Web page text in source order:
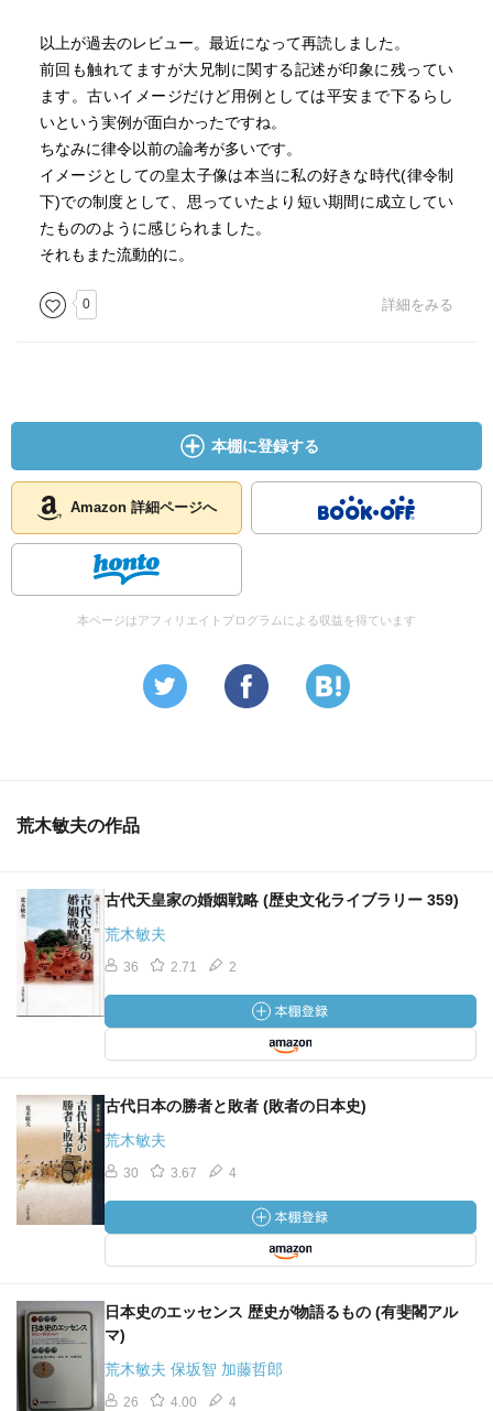
以上が過去のレビュー。最近になって再読しました。
前回も触れてますが大兄制に関する記述が印象に残ってい
ます。古いイメージだけど用例としては平安まで下るらし
いという実例が面白かったですね。
ちなみに律令以前の論考が多いです。
イメージとしての皇太子像は本当に私の好きな時代(律令制
下)での制度として、思っていたより短い期間に成立してい
たもののように感じられました。
それもまた流動的に。
0 詳細をみる
本棚に登録する
Amazon 詳細ページへ
本ページはアフィリエイトプログラムによる収益を得ています
荒木敏夫の作品
古代天皇家の婚姻戦略 (歴史文化ライブラリー 359)
荒木敏夫
36 2.71 2
古代日本の勝者と敗者 (敗者の日本史)
荒木敏夫
30 3.67 4
日本史のエッセンス 歴史が物語るもの (有斐閣アル
マ)
荒木敏夫 保坂智 加藤哲郎
26 4.00 4